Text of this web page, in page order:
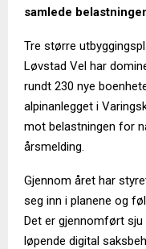
samlede
Tre større
Løvstad Vel har
rundt 230 nye
alpinanlegget i
mot belastningen for
årsmelding.
Gjennom året har
seg inn i planene og
Det er gjennomført
løpende digital